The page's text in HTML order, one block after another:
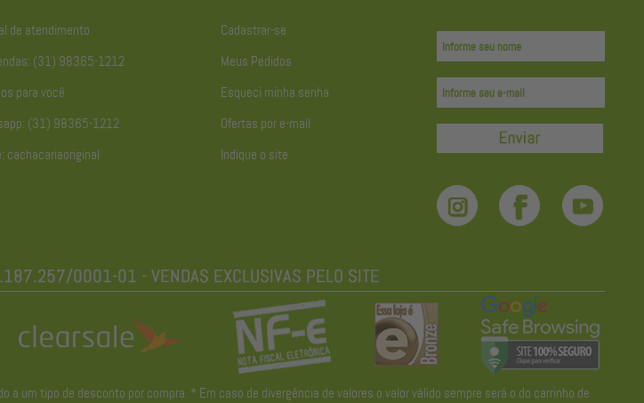
de atendimento
(31) 98365-1212
para você
(31) 98365-1212
cachacariaoriginal
Cadastrar-se
Meus Pedidos
Esqueci minha senha
Ofertas por e-mail
Indique o site
um tipo de desconto por compra. * Em caso de divergência de valores o valor válido sempre será o do carrinho de